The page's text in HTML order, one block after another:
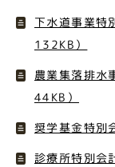
下水道事業特
132KB）
農業集落排水
44KB）
奨学基金特別
診療所特別会